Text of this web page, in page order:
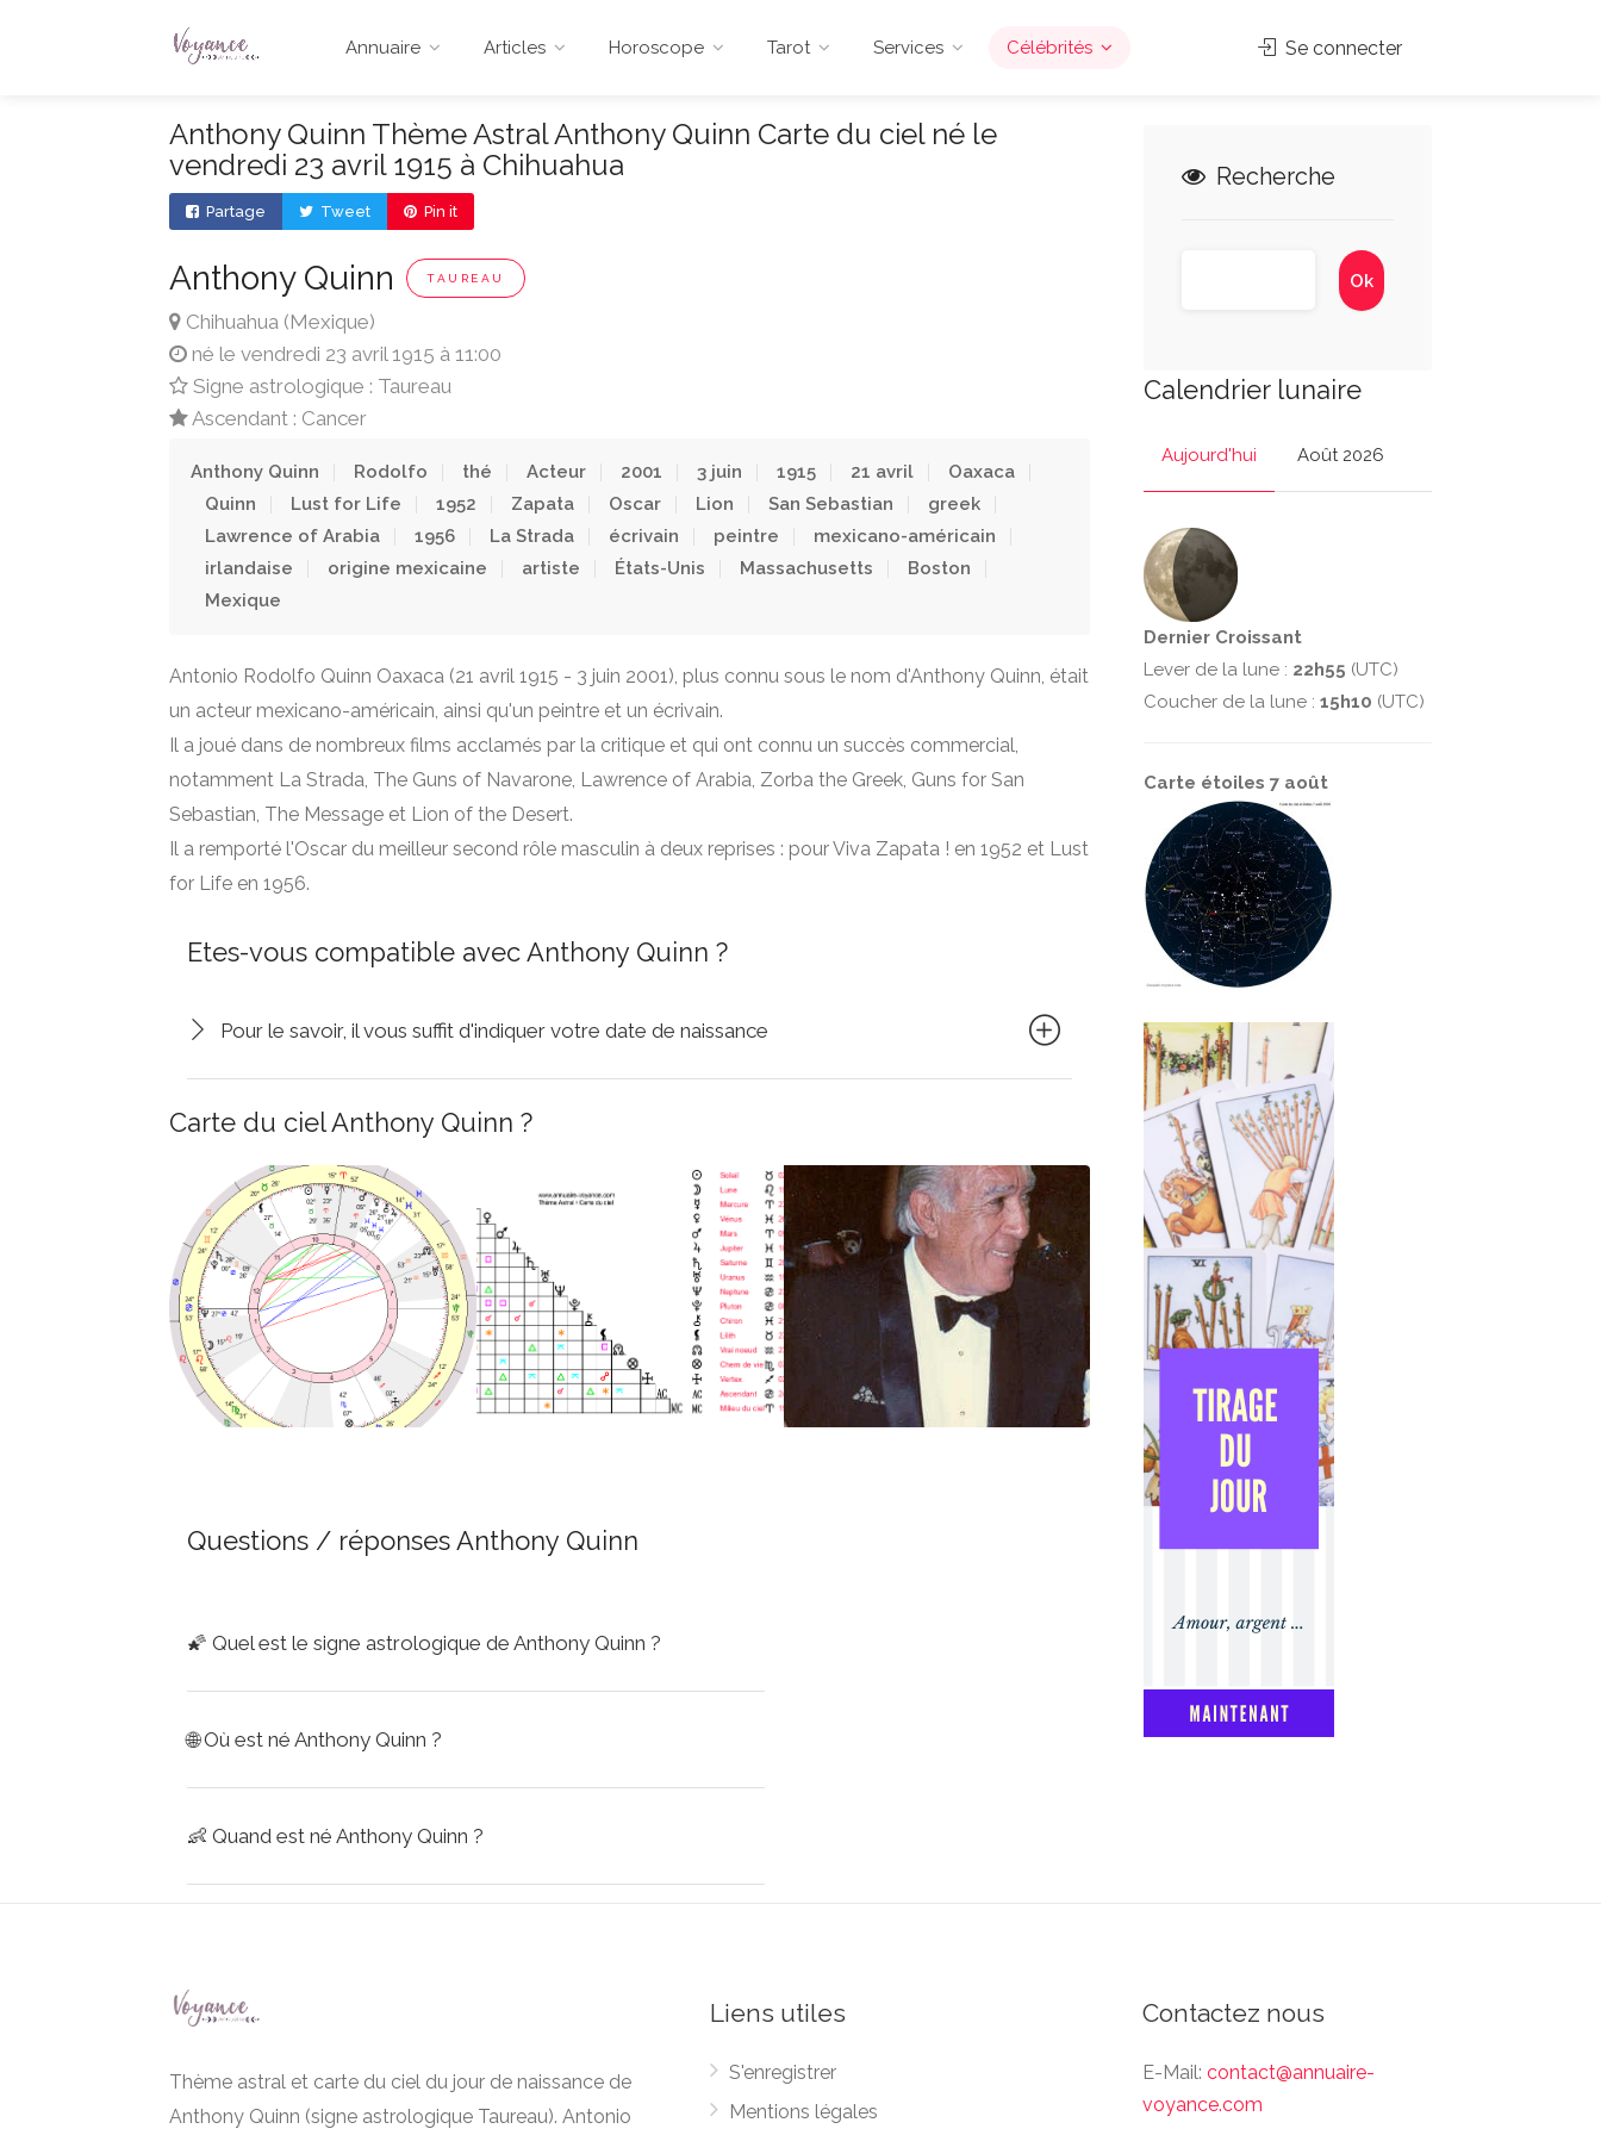
Annuaire Articles Horoscope Tarot Services Célébrités Se connecter
Anthony Quinn Thème Astral Anthony Quinn Carte du ciel né le
vendredi 23 avril 1915 à Chihuahua
Partage Tweet Pin it
Anthony Quinn TAUREAU
Chihuahua (Mexique)
né le vendredi 23 avril 1915 à 11:00
Signe astrologique : Taureau
Ascendant : Cancer
Anthony Quinn Rodolfo thé Acteur 2001 3 juin 1915 21 avril
Oaxaca
Quinn
Lust for Life 1952 Zapata Oscar Lion San Sebastian
greek
Lawrence of Arabia
1956 La Strada écrivain peintre
mexicano-américain
irlandaise
origine mexicaine artiste États-Unis Massachusetts
Boston
Mexique
Antonio Rodolfo Quinn Oaxaca (21 avril 1915 - 3 juin 2001), plus connu sous le nom d'Anthony Quinn, était
un acteur mexicano-américain, ainsi qu'un peintre et un écrivain.
Il a joué dans de nombreux films acclamés par la critique et qui ont connu un succès commercial,
notamment La Strada, The Guns of Navarone, Lawrence of Arabia, Zorba the Greek, Guns for San
Sebastian, The Message et Lion of the Desert.
Il a remporté l'Oscar du meilleur second rôle masculin à deux reprises : pour Viva Zapata ! en 1952 et Lust
for Life en 1956.
Etes-vous compatible avec Anthony Quinn ?
Pour le savoir, il vous suffit d'indiquer votre date de naissance
Carte du ciel Anthony Quinn ?
Questions / réponses Anthony Quinn
🌠 Quel est le signe astrologique de Anthony Quinn ?
🌐Où est né Anthony Quinn ?
👶 Quand est né Anthony Quinn ?
Recherche
Calendrier lunaire
Aujourd'hui Août 2026
Dernier Croissant
Lever de la lune : 22h55 (UTC)
Coucher de la lune : 15h10 (UTC)
Carte étoiles 7 août
Thème astral et carte du ciel du jour de naissance de
Anthony Quinn (signe astrologique Taureau). Antonio
Liens utiles
S'enregistrer
Mentions légales
Contactez nous
E-Mail: contact@annuaire-
voyance.com